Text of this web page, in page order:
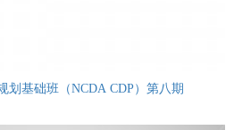
划基础班（NCDA CDP）第八期